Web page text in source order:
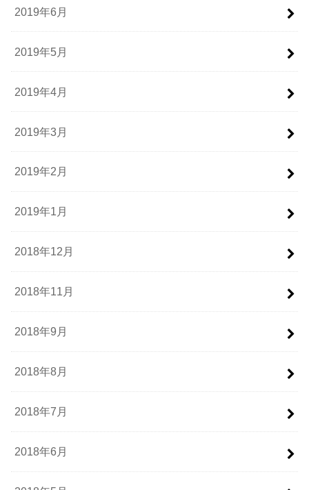
2019年6月
2019年5月
2019年4月
2019年3月
2019年2月
2019年1月
2018年12月
2018年11月
2018年9月
2018年8月
2018年7月
2018年6月